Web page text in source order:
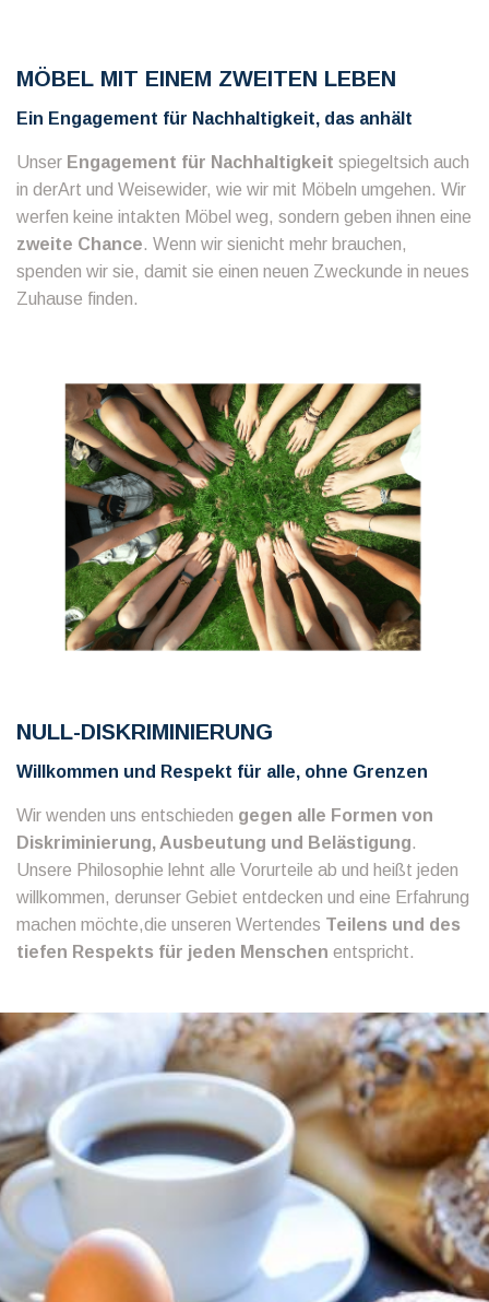
MÖBEL MIT EINEM ZWEITEN LEBEN
Ein Engagement für Nachhaltigkeit, das anhält
Unser Engagement für Nachhaltigkeit spiegeltsich auch
in derArt und Weisewider, wie wir mit Möbeln umgehen. Wir
werfen keine intakten Möbel weg, sondern geben ihnen eine
zweite Chance. Wenn wir sienicht mehr brauchen,
spenden wir sie, damit sie einen neuen Zweckunde in neues
Zuhause finden.
NULL-DISKRIMINIERUNG
Willkommen und Respekt für alle, ohne Grenzen
Wir wenden uns entschieden gegen alle Formen von
Diskriminierung, Ausbeutung und Belästigung.
Unsere Philosophie lehnt alle Vorurteile ab und heißt jeden
willkommen, derunser Gebiet entdecken und eine Erfahrung
machen möchte,die unseren Wertendes Teilens und des
tiefen Respekts für jeden Menschen entspricht.